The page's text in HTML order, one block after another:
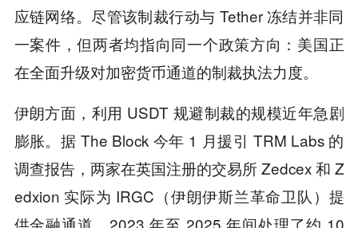
应链网络。尽管该制裁行动与 Tether 冻结并非同
一案件，但两者均指向同一个政策方向：美国正
在全面升级对加密货币通道的制裁执法力度。
伊朗方面，利用 USDT 规避制裁的规模近年急剧
膨胀。据 The Block 今年 1 月援引 TRM Labs 的
调查报告，两家在英国注册的交易所 Zedcex 和 Z
edxion 实际为 IRGC（伊朗伊斯兰革命卫队）提